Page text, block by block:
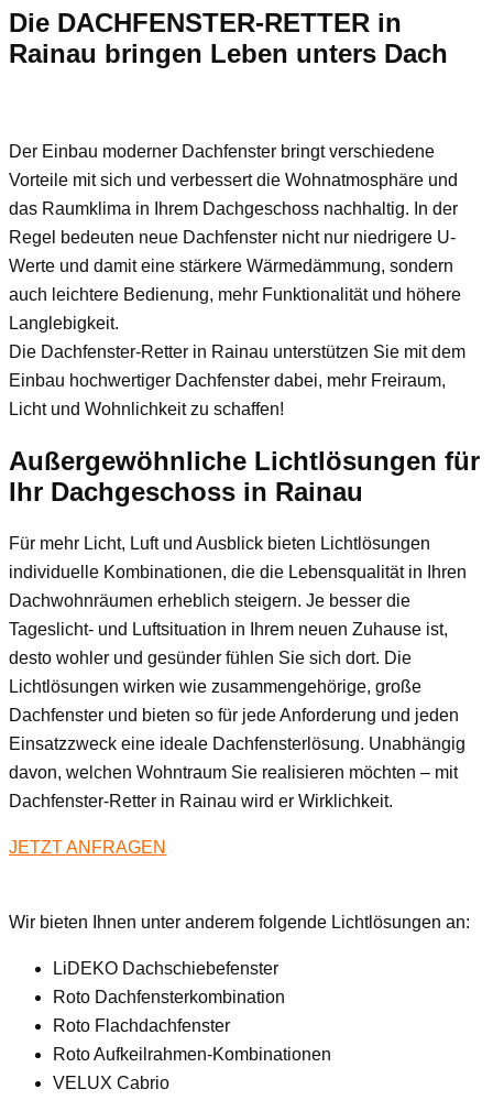
Die DACHFENSTER-RETTER in
Rainau bringen Leben unters Dach
Der Einbau moderner Dachfenster bringt verschiedene
Vorteile mit sich und verbessert die Wohnatmosphäre und
das Raumklima in Ihrem Dachgeschoss nachhaltig. In der
Regel bedeuten neue Dachfenster nicht nur niedrigere U-
Werte und damit eine stärkere Wärmedämmung, sondern
auch leichtere Bedienung, mehr Funktionalität und höhere
Langlebigkeit.
Die Dachfenster-Retter in Rainau unterstützen Sie mit dem
Einbau hochwertiger Dachfenster dabei, mehr Freiraum,
Licht und Wohnlichkeit zu schaffen!
Außergewöhnliche Lichtlösungen für
Ihr Dachgeschoss in Rainau
Für mehr Licht, Luft und Ausblick bieten Lichtlösungen
individuelle Kombinationen, die die Lebensqualität in Ihren
Dachwohnräumen erheblich steigern. Je besser die
Tageslicht- und Luftsituation in Ihrem neuen Zuhause ist,
desto wohler und gesünder fühlen Sie sich dort. Die
Lichtlösungen wirken wie zusammengehörige, große
Dachfenster und bieten so für jede Anforderung und jeden
Einsatzzweck eine ideale Dachfensterlösung. Unabhängig
davon, welchen Wohntraum Sie realisieren möchten – mit
Dachfenster-Retter in Rainau wird er Wirklichkeit.
JETZT ANFRAGEN
Wir bieten Ihnen unter anderem folgende Lichtlösungen an:
LiDEKO Dachschiebefenster
Roto Dachfensterkombination
Roto Flachdachfenster
Roto Aufkeilrahmen-Kombinationen
VELUX Cabrio